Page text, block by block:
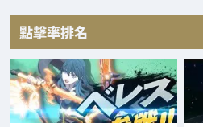
點擊率排名